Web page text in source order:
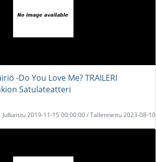
-Do You Love Me? TRAILERI
Satulateatteri
Julkaistu 2019-11-15 00:00:00 / Tallennettu 2023-08-10